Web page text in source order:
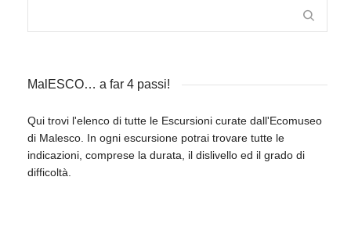
MalESCO… a far 4 passi!
Qui trovi l'elenco di tutte le Escursioni curate dall'Ecomuseo
di Malesco. In ogni escursione potrai trovare tutte le
indicazioni, comprese la durata, il dislivello ed il grado di
difficoltà.